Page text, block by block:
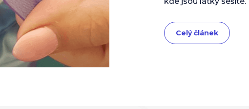
Celý článek